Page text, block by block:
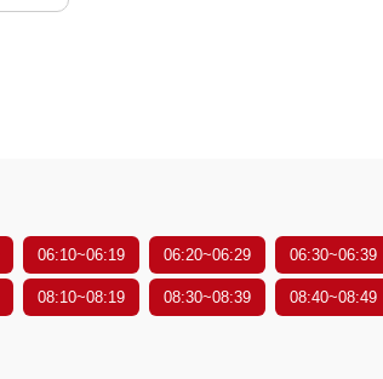
06:10~06:19 06:20~06:29 06:30~06:39
08:10~08:19 08:30~08:39 08:40~08:49